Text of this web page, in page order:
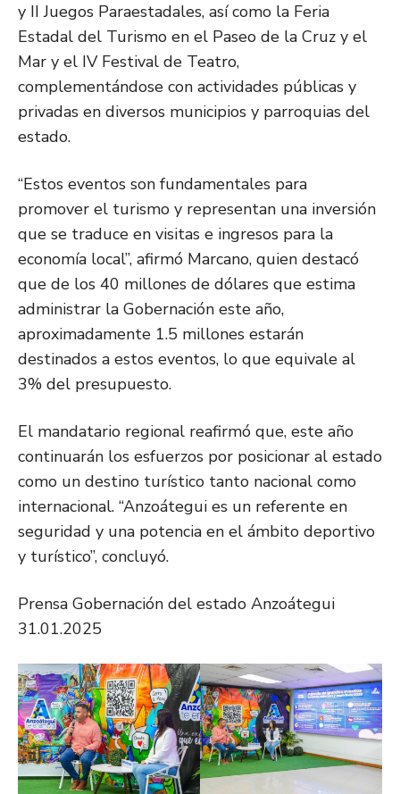
y II Juegos Paraestadales, así como la Feria
Estadal del Turismo en el Paseo de la Cruz y el
Mar y el IV Festival de Teatro,
complementándose con actividades públicas y
privadas en diversos municipios y parroquias del
estado.
“Estos eventos son fundamentales para
promover el turismo y representan una inversión
que se traduce en visitas e ingresos para la
economía local”, afirmó Marcano, quien destacó
que de los 40 millones de dólares que estima
administrar la Gobernación este año,
aproximadamente 1.5 millones estarán
destinados a estos eventos, lo que equivale al
3% del presupuesto.
El mandatario regional reafirmó que, este año
continuarán los esfuerzos por posicionar al estado
como un destino turístico tanto nacional como
internacional. “Anzoátegui es un referente en
seguridad y una potencia en el ámbito deportivo
y turístico”, concluyó.
Prensa Gobernación del estado Anzoátegui
31.01.2025